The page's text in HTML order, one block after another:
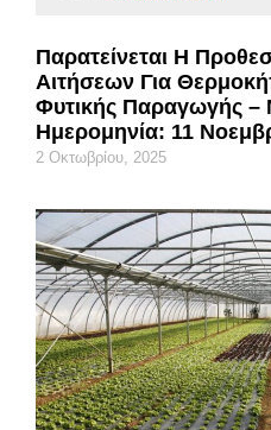
Παρατείνεται Η
Αιτήσεων Για
Φυτικής Παραγωγής –
Ημερομηνία: 11
2 Οκτωβρίου, 2025